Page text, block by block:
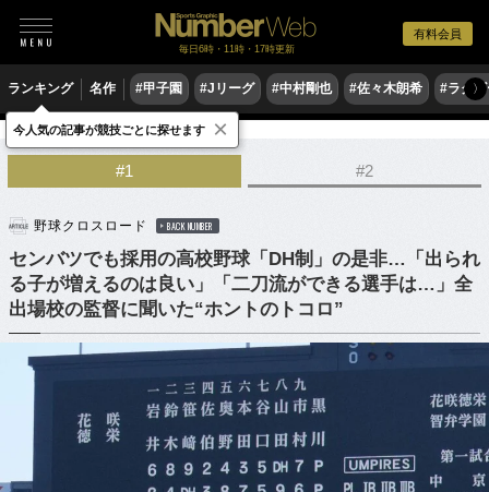
有料会員
毎日6時・11時・17時更新
ランキング 名作 #甲子園 #Jリーグ #中村剛也 #佐々木朗希 #ラグ〉
野球 高校野球
#1 #2
野球クロスロード BACK NUMBER
センバツでも採用の高校野球「DH制」の是非…「出られ
る子が増えるのは良い」「二刀流ができる選手は…」全
出場校の監督に聞いた“ホントのトコロ”
今人気の記事が競技ごとに探せます ×